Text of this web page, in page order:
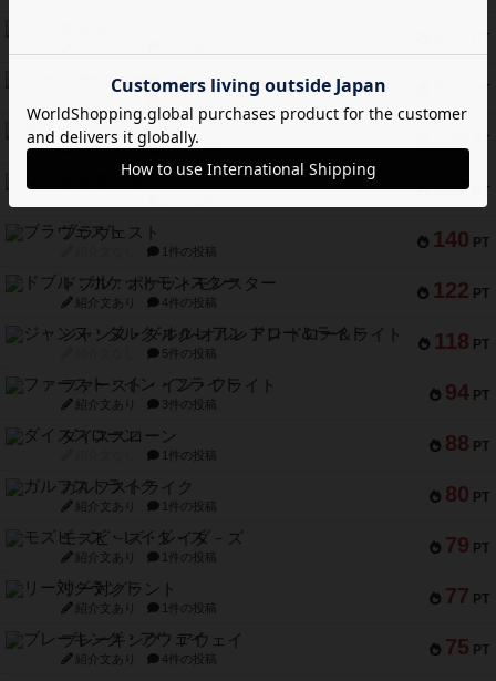
PT
PT
バー！パーティー
PT
ギョッと
紹介文あり 1件の投稿
152 PT
140 PT
ブラヴェスト
1件の投稿
122 PT
ドブル：ポケットモンスター
紹介文あり 4件の投稿
118 PT
ジャンヌ・ダルク-オルレアン ドロー＆ライト
5件の投稿
94 PT
ファースト・イン・フライト
紹介文あり 3件の投稿
88 PT
ダイススローン
1件の投稿
80 PT
ガルフストライク
紹介文あり 1件の投稿
79 PT
モズビ－ズ・レイダ－ズ
紹介文あり 1件の投稿
77 PT
リー対グラント
紹介文あり 1件の投稿
75 PT
ブレーキング・アウェイ
紹介文あり 4件の投稿